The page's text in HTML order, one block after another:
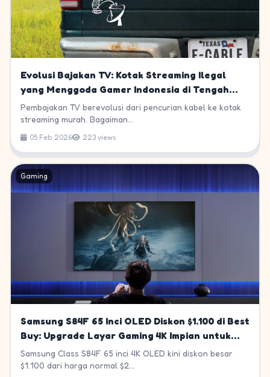
Evolusi Bajakan TV: Kotak Streaming Ilegal
yang Menggoda Gamer Indonesia di Tengah
Harga Langganan Melambung
Pembajakan TV berevolusi dari pencurian kabel ke kotak
streaming murah. Bagaiman...
05 Feb 2026 223 views
Gaming
Samsung S84F 65 Inci OLED Diskon $1.100 di Best
Buy: Upgrade Layar Gaming 4K Impian untuk
Super Bowl
Samsung Class S84F 65 inci 4K OLED kini diskon besar
$1.100 dari harga normal $2...